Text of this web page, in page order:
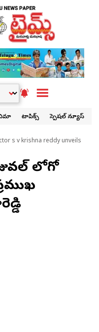
టాపిక్స్ స్పెషల్ న్యూస్
s v krishna reddy unveils
లోగో